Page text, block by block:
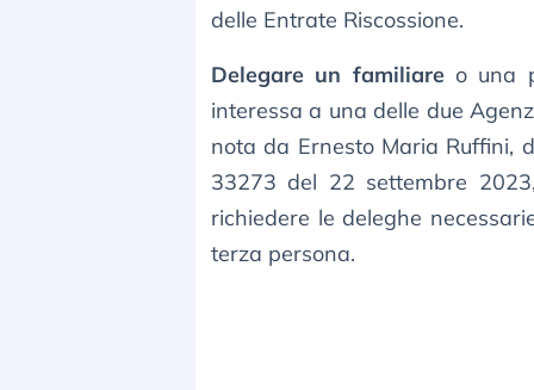
delle Entrate Riscossione.
Delegare un familiareo una
interessa a una delle due
nota da Ernesto Maria Ruffini,
33273 del 22 settembre
richiedere le deleghe
terza persona.